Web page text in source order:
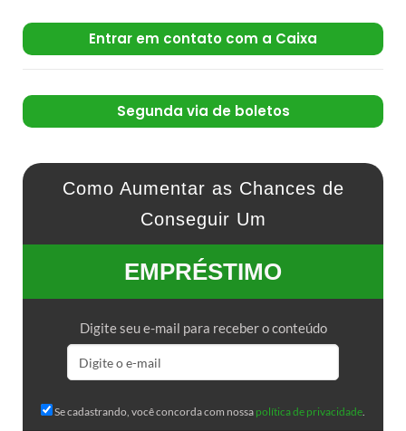
Entrar em contato com a Caixa
Segunda via de boletos
Como Aumentar as Chances de
Conseguir Um
EMPRÉSTIMO
Digite seu e-mail para receber o conteúdo
Se cadastrando, você concorda com nossa política de privacidade.